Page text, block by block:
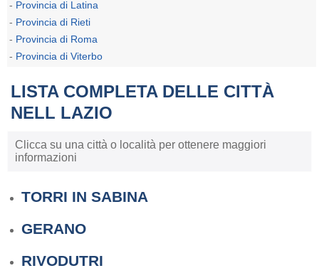
- Provincia di Latina
- Provincia di Rieti
- Provincia di Roma
- Provincia di Viterbo
LISTA COMPLETA DELLE CITTÀ
NELL LAZIO
Clicca su una città o località per ottenere maggiori
informazioni
TORRI IN SABINA
GERANO
RIVODUTRI